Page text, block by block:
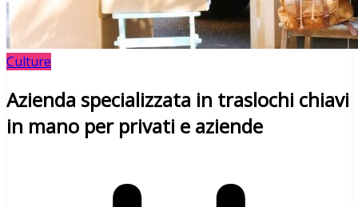
Culture
Azienda specializzata in traslochi chiavi
in mano per privati e aziende